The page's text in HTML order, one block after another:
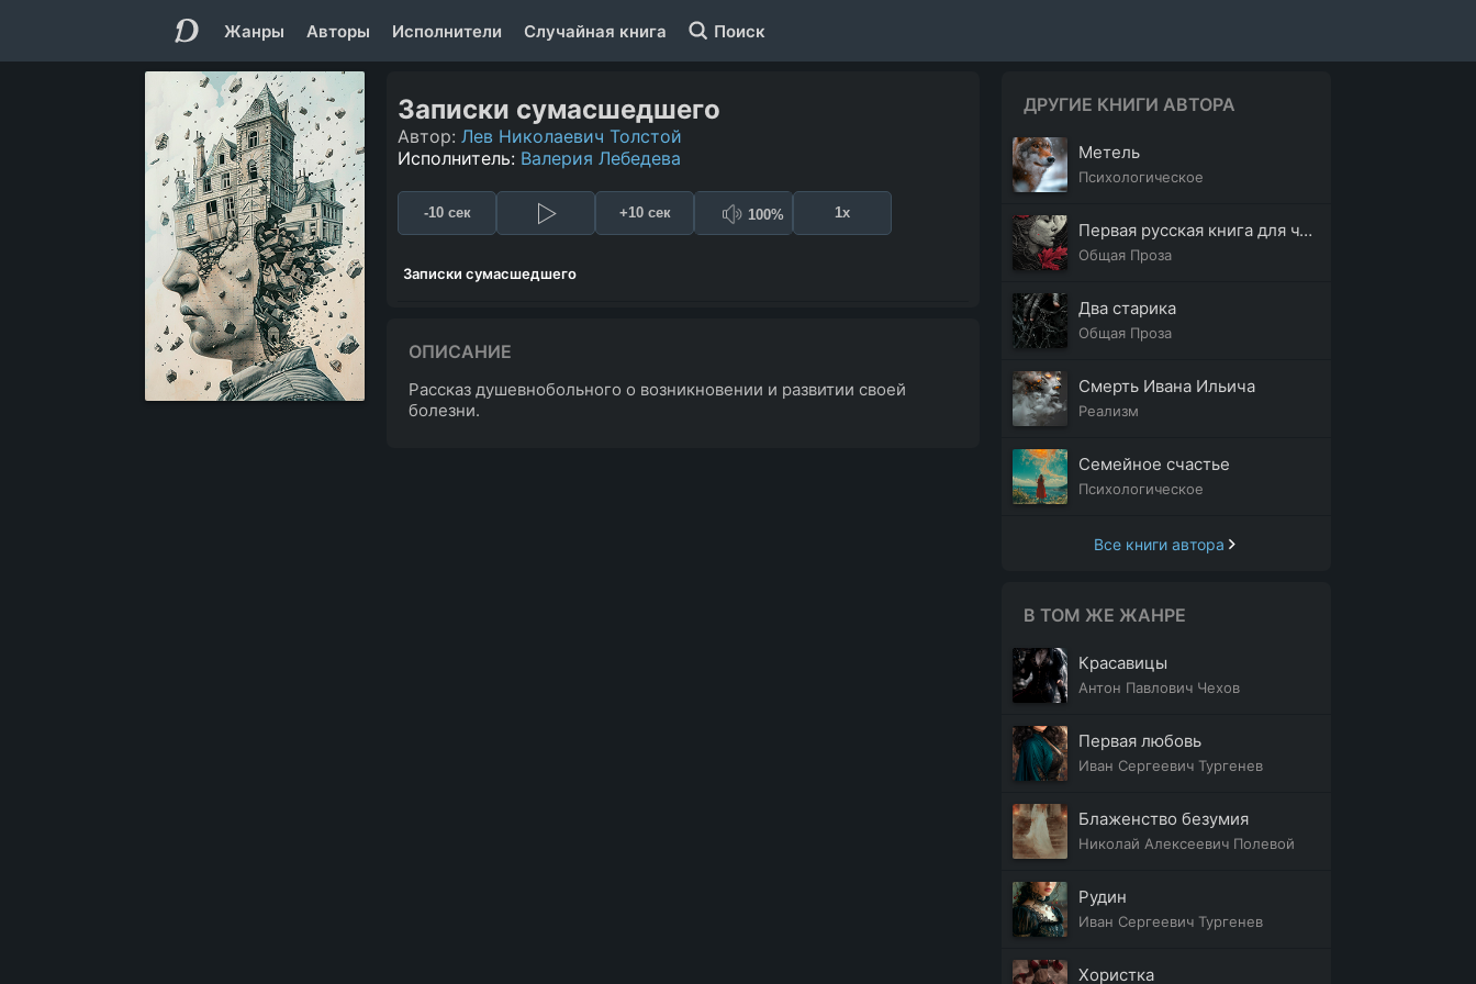
Жанры Авторы Исполнители Случайная книга Поиск
Записки сумасшедшего
Автор: Лев Николаевич Толстой
Исполнитель: Валерия Лебедева
-10 сек +10 сек 100% 1x
Записки сумасшедшего
ОПИСАНИЕ
Рассказ душевнобольного о возникновении и развитии своей
болезни.
ДРУГИЕ КНИГИ АВТОРА
Метель
Психологическое
Первая русская книга для чтения
Общая Проза
Два старика
Общая Проза
Смерть Ивана Ильича
Реализм
Семейное счастье
Психологическое
Все книги автора
В ТОМ ЖЕ ЖАНРЕ
Красавицы
Антон Павлович Чехов
Первая любовь
Иван Сергеевич Тургенев
Блаженство безумия
Николай Алексеевич Полевой
Рудин
Иван Сергеевич Тургенев
Хористка